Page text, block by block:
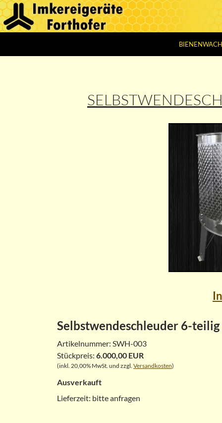
Selbstwendeschleuder 6-
Artikelnummer: SWH-003
Stückpreis: 6.000,00 EUR
(inkl. 20,00% MwSt. und zzgl. Versandkosten)
Ausverkauft
Lieferzeit: bitte anfragen